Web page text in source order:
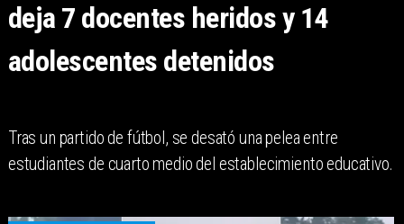
deja 7 docentes heridos y 14
adolescentes detenidos
Tras un partido de fútbol, se desató una pelea entre
estudiantes de cuarto medio del establecimiento educativo.